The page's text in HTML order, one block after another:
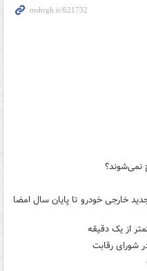
نمی‌شوند؟
ارزان می‌شود/ ٤قرارداد جدید خارجی خودرو تا پایان سال امضا
از یک دقیقه
شورای رقابت